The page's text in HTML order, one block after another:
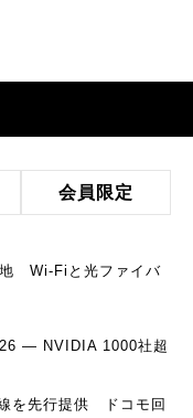
会員限定
Wi-Fiと光ファイバ
― NVIDIA 1000社超
を先行提供 ドコモ回